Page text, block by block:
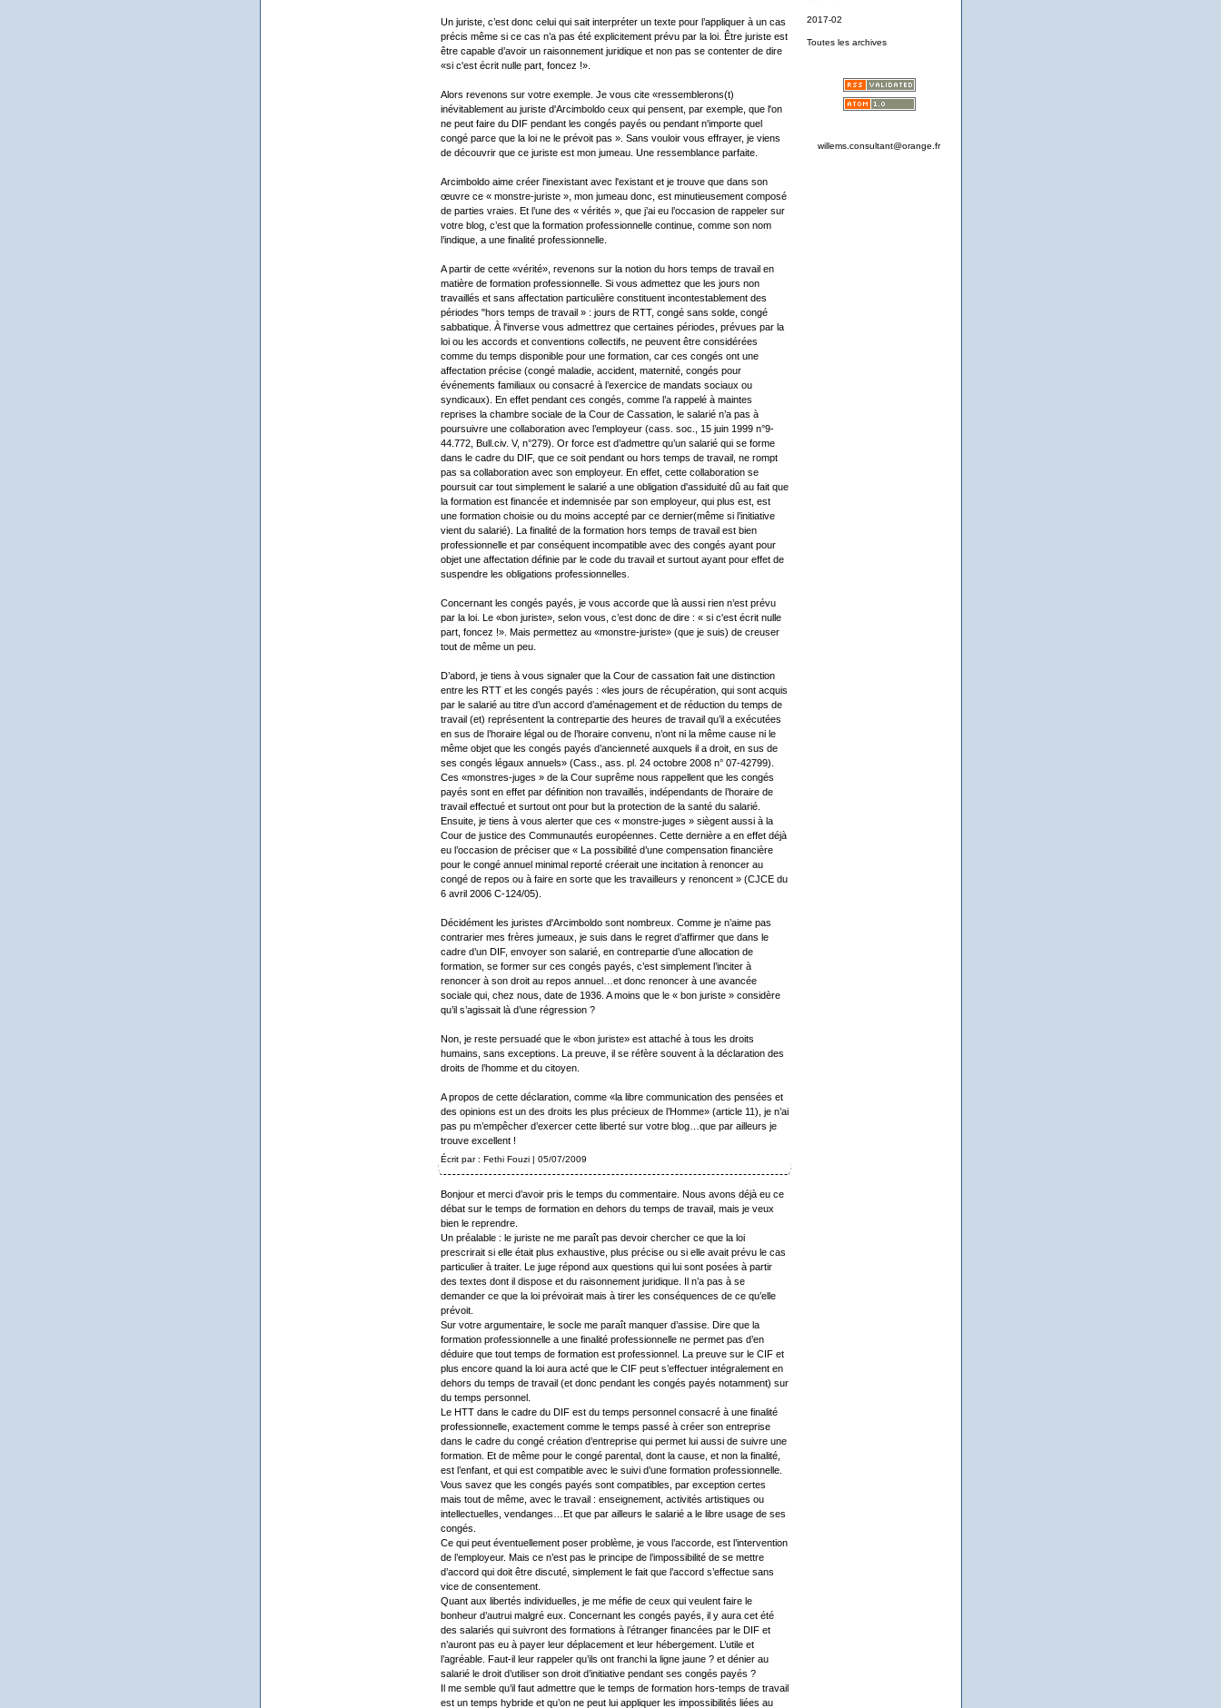
2017-02
Toutes les archives
willems.consultant@orange.fr
Un juriste, c’est donc celui qui sait interpréter un texte pour l’appliquer à un cas
précis même si ce cas n’a pas été explicitement prévu par la loi. Être juriste est
être capable d’avoir un raisonnement juridique et non pas se contenter de dire
«si c'est écrit nulle part, foncez !».
Alors revenons sur votre exemple. Je vous cite «ressemblerons(t)
inévitablement au juriste d'Arcimboldo ceux qui pensent, par exemple, que l'on
ne peut faire du DIF pendant les congés payés ou pendant n'importe quel
congé parce que la loi ne le prévoit pas ». Sans vouloir vous effrayer, je viens
de découvrir que ce juriste est mon jumeau. Une ressemblance parfaite.
Arcimboldo aime créer l'inexistant avec l'existant et je trouve que dans son
œuvre ce « monstre-juriste », mon jumeau donc, est minutieusement composé
de parties vraies. Et l’une des « vérités », que j’ai eu l’occasion de rappeler sur
votre blog, c’est que la formation professionnelle continue, comme son nom
l’indique, a une finalité professionnelle.
A partir de cette «vérité», revenons sur la notion du hors temps de travail en
matière de formation professionnelle. Si vous admettez que les jours non
travaillés et sans affectation particulière constituent incontestablement des
périodes "hors temps de travail » : jours de RTT, congé sans solde, congé
sabbatique. À l'inverse vous admettrez que certaines périodes, prévues par la
loi ou les accords et conventions collectifs, ne peuvent être considérées
comme du temps disponible pour une formation, car ces congés ont une
affectation précise (congé maladie, accident, maternité, congés pour
événements familiaux ou consacré à l’exercice de mandats sociaux ou
syndicaux). En effet pendant ces congés, comme l’a rappelé à maintes
reprises la chambre sociale de la Cour de Cassation, le salarié n’a pas à
poursuivre une collaboration avec l’employeur (cass. soc., 15 juin 1999 n°9-
44.772, Bull.civ. V, n°279). Or force est d’admettre qu’un salarié qui se forme
dans le cadre du DIF, que ce soit pendant ou hors temps de travail, ne rompt
pas sa collaboration avec son employeur. En effet, cette collaboration se
poursuit car tout simplement le salarié a une obligation d'assiduité dû au fait que
la formation est financée et indemnisée par son employeur, qui plus est, est
une formation choisie ou du moins accepté par ce dernier(même si l’initiative
vient du salarié). La finalité de la formation hors temps de travail est bien
professionnelle et par conséquent incompatible avec des congés ayant pour
objet une affectation définie par le code du travail et surtout ayant pour effet de
suspendre les obligations professionnelles.
Concernant les congés payés, je vous accorde que là aussi rien n’est prévu
par la loi. Le «bon juriste», selon vous, c’est donc de dire : « si c'est écrit nulle
part, foncez !». Mais permettez au «monstre-juriste» (que je suis) de creuser
tout de même un peu.
D’abord, je tiens à vous signaler que la Cour de cassation fait une distinction
entre les RTT et les congés payés : «les jours de récupération, qui sont acquis
par le salarié au titre d’un accord d’aménagement et de réduction du temps de
travail (et) représentent la contrepartie des heures de travail qu’il a exécutées
en sus de l’horaire légal ou de l’horaire convenu, n’ont ni la même cause ni le
même objet que les congés payés d’ancienneté auxquels il a droit, en sus de
ses congés légaux annuels» (Cass., ass. pl. 24 octobre 2008 n° 07-42799).
Ces «monstres-juges » de la Cour suprême nous rappellent que les congés
payés sont en effet par définition non travaillés, indépendants de l’horaire de
travail effectué et surtout ont pour but la protection de la santé du salarié.
Ensuite, je tiens à vous alerter que ces « monstre-juges » siègent aussi à la
Cour de justice des Communautés européennes. Cette dernière a en effet déjà
eu l’occasion de préciser que « La possibilité d’une compensation financière
pour le congé annuel minimal reporté créerait une incitation à renoncer au
congé de repos ou à faire en sorte que les travailleurs y renoncent » (CJCE du
6 avril 2006 C-124/05).
Décidément les juristes d'Arcimboldo sont nombreux. Comme je n’aime pas
contrarier mes frères jumeaux, je suis dans le regret d’affirmer que dans le
cadre d’un DIF, envoyer son salarié, en contrepartie d’une allocation de
formation, se former sur ces congés payés, c’est simplement l’inciter à
renoncer à son droit au repos annuel…et donc renoncer à une avancée
sociale qui, chez nous, date de 1936. A moins que le « bon juriste » considère
qu’il s’agissait là d’une régression ?
Non, je reste persuadé que le «bon juriste» est attaché à tous les droits
humains, sans exceptions. La preuve, il se réfère souvent à la déclaration des
droits de l’homme et du citoyen.
A propos de cette déclaration, comme «la libre communication des pensées et
des opinions est un des droits les plus précieux de l’Homme» (article 11), je n’ai
pas pu m’empêcher d’exercer cette liberté sur votre blog…que par ailleurs je
trouve excellent !
Écrit par : Fethi Fouzi | 05/07/2009
Bonjour et merci d’avoir pris le temps du commentaire. Nous avons déjà eu ce
débat sur le temps de formation en dehors du temps de travail, mais je veux
bien le reprendre.
Un préalable : le juriste ne me paraît pas devoir chercher ce que la loi
prescrirait si elle était plus exhaustive, plus précise ou si elle avait prévu le cas
particulier à traiter. Le juge répond aux questions qui lui sont posées à partir
des textes dont il dispose et du raisonnement juridique. Il n’a pas à se
demander ce que la loi prévoirait mais à tirer les conséquences de ce qu’elle
prévoit.
Sur votre argumentaire, le socle me paraît manquer d’assise. Dire que la
formation professionnelle a une finalité professionnelle ne permet pas d’en
déduire que tout temps de formation est professionnel. La preuve sur le CIF et
plus encore quand la loi aura acté que le CIF peut s’effectuer intégralement en
dehors du temps de travail (et donc pendant les congés payés notamment) sur
du temps personnel.
Le HTT dans le cadre du DIF est du temps personnel consacré à une finalité
professionnelle, exactement comme le temps passé à créer son entreprise
dans le cadre du congé création d’entreprise qui permet lui aussi de suivre une
formation. Et de même pour le congé parental, dont la cause, et non la finalité,
est l’enfant, et qui est compatible avec le suivi d’une formation professionnelle.
Vous savez que les congés payés sont compatibles, par exception certes
mais tout de même, avec le travail : enseignement, activités artistiques ou
intellectuelles, vendanges…Et que par ailleurs le salarié a le libre usage de ses
congés.
Ce qui peut éventuellement poser problème, je vous l’accorde, est l’intervention
de l’employeur. Mais ce n’est pas le principe de l’impossibilité de se mettre
d’accord qui doit être discuté, simplement le fait que l’accord s’effectue sans
vice de consentement.
Quant aux libertés individuelles, je me méfie de ceux qui veulent faire le
bonheur d’autrui malgré eux. Concernant les congés payés, il y aura cet été
des salariés qui suivront des formations à l’étranger financées par le DIF et
n’auront pas eu à payer leur déplacement et leur hébergement. L’utile et
l’agréable. Faut-il leur rappeler qu’ils ont franchi la ligne jaune ? et dénier au
salarié le droit d’utiliser son droit d’initiative pendant ses congés payés ?
Il me semble qu’il faut admettre que le temps de formation hors-temps de travail
est un temps hybride et qu’on ne peut lui appliquer les impossibilités liées au